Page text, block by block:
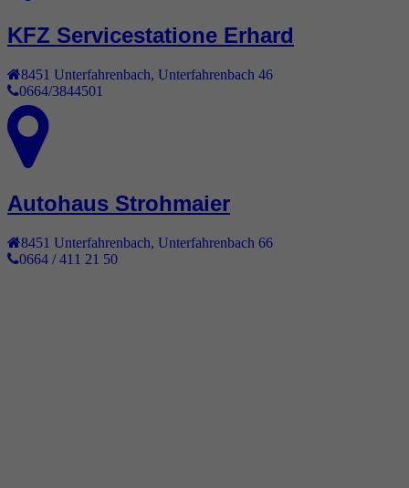
KFZ Servicestatione Erhard
8451 Unterfahrenbach, Unterfahrenbach 46
0664/3844501
Autohaus Strohmaier
8451 Unterfahrenbach Unterfahrenbach 66
0664 / 411 21 50